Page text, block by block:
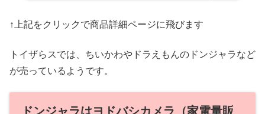
↑上記をクリックで商品詳細ページに飛びます
トイザらスでは、ちいかわやドラえもんのドンジャラなど
が売っているようです。
ドンジャラはヨドバシカメラ（家電量販